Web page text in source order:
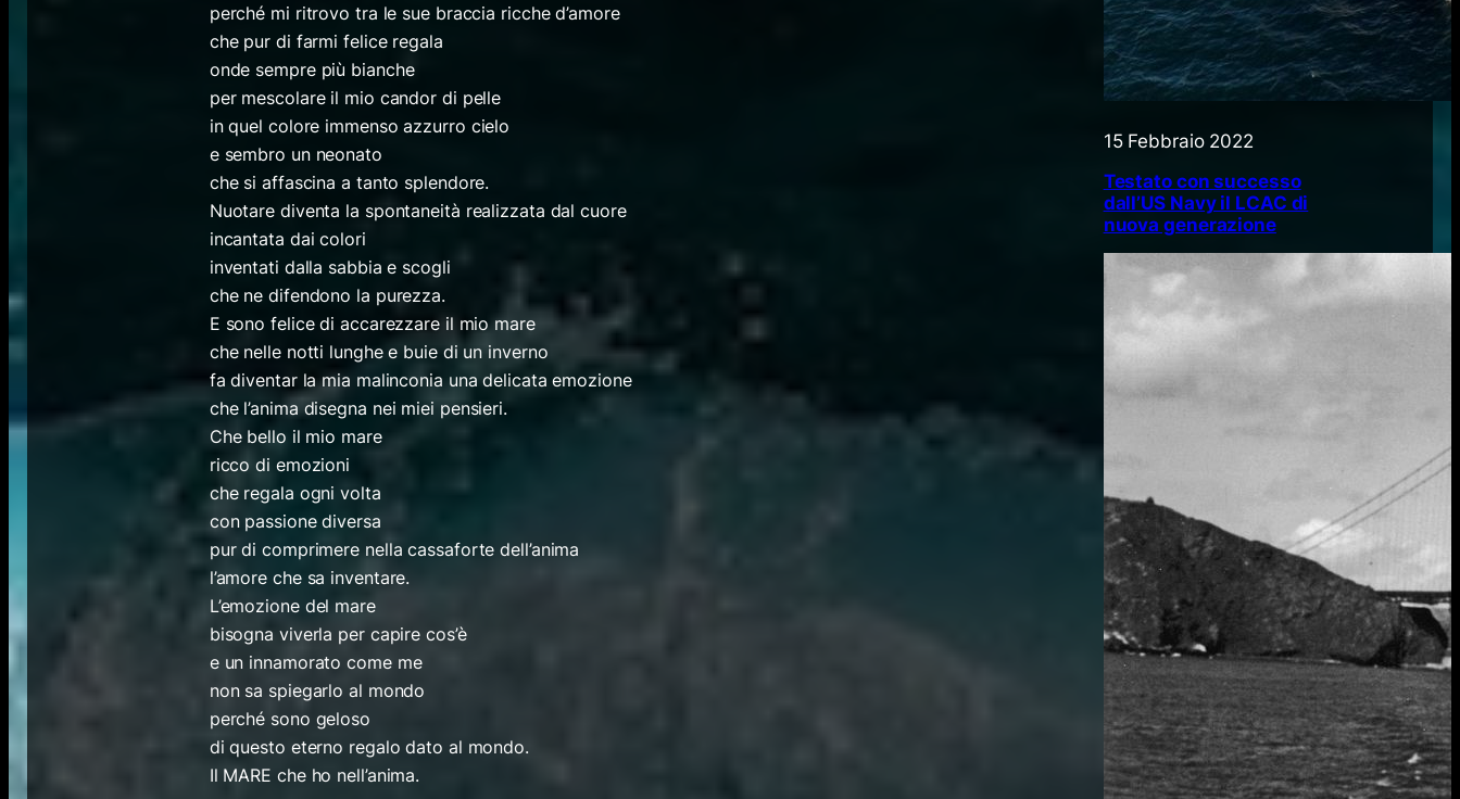
perché mi ritrovo tra le sue braccia ricche d’amore
che pur di farmi felice regala
onde sempre più bianche
per mescolare il mio candor di pelle
in quel colore immenso azzurro cielo
e sembro un neonato
che si affascina a tanto splendore.
Nuotare diventa la spontaneità realizzata dal cuore
incantata dai colori
inventati dalla sabbia e scogli
che ne difendono la purezza.
E sono felice di accarezzare il mio mare
che nelle notti lunghe e buie di un inverno
fa diventar la mia malinconia una delicata emozione
che l’anima disegna nei miei pensieri.
Che bello il mio mare
ricco di emozioni
che regala ogni volta
con passione diversa
pur di comprimere nella cassaforte dell’anima
l’amore che sa inventare.
L’emozione del mare
bisogna viverla per capire cos’è
e un innamorato come me
non sa spiegarlo al mondo
perché sono geloso
di questo eterno regalo dato al mondo.
Il MARE che ho nell’anima.
15 Febbraio 2022
Testato con successo
dall’US Navy il LCAC di
nuova generazione